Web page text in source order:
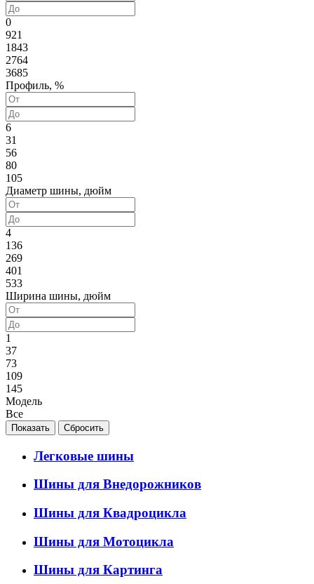
0
921
1843
2764
3685
Профиль, %
6
31
56
80
105
Диаметр шины, дюйм
4
136
269
401
533
Ширина шины, дюйм
1
37
73
109
145
Модель
Все
Легковые шины
Шины для Внедорожников
Шины для Квадроцикла
Шины для Мотоцикла
Шины для Картинга